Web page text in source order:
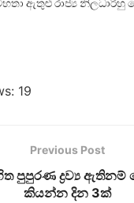
ඇතුළු රාජ්‍ය නිලධාරිහු
19
Previous Post
පුපුරණ ද්‍රව්‍ය
කියන්න දින 3ක්